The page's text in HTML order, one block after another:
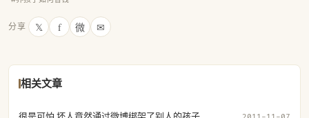
分享 𝕏 f 微 ✉
相关文章